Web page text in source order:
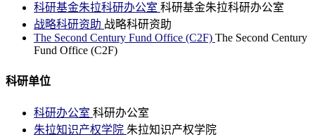
科研基金朱拉科研办公室 科研基金朱拉科研办公室
战略科研资助 战略科研资助
The Second Century Fund Office (C2F) The Second Century
Fund Office (C2F)
科研单位
科研办公室 科研办公室
朱拉知识产权学院 朱拉知识产权学院